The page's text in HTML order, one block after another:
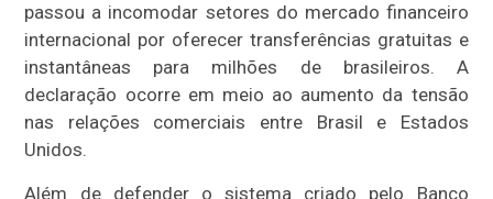
passou a incomodar setores do mercado financeiro
internacional por oferecer transferências gratuitas e
instantâneas para milhões de brasileiros. A
declaração ocorre em meio ao aumento da tensão
nas relações comerciais entre Brasil e Estados
Unidos.
Além de defender o sistema criado pelo Banco